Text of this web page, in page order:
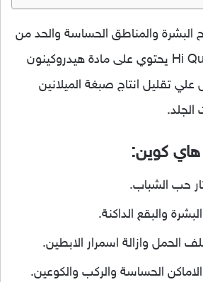
البشرة والمناطق الحساسة والحد من
التصبغات والكلف Hi Quin يحتوي على مادة هيدروكينون
4% تعمل علي تقليل انتاج صبغة الميلانين
كوين:
حب الشباب.
والبقع الداكنة.
الحمل وازالة اسمرار الابطين.
الحساسة والركب والكوعين.